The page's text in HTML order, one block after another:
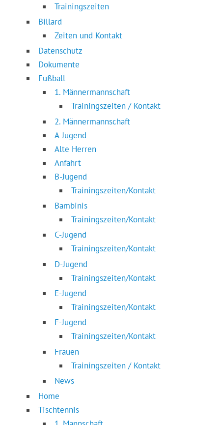
Trainingszeiten
Billard
Zeiten und Kontakt
Datenschutz
Dokumente
Fußball
1. Männermannschaft
Trainingszeiten / Kontakt
2. Männermannschaft
A-Jugend
Alte Herren
Anfahrt
B-Jugend
Trainingszeiten/Kontakt
Bambinis
Trainingszeiten/Kontakt
C-Jugend
Trainingszeiten/Kontakt
D-Jugend
Trainingszeiten/Kontakt
E-Jugend
Trainingszeiten/Kontakt
F-Jugend
Trainingszeiten/Kontakt
Frauen
Trainingszeiten / Kontakt
News
Home
Tischtennis